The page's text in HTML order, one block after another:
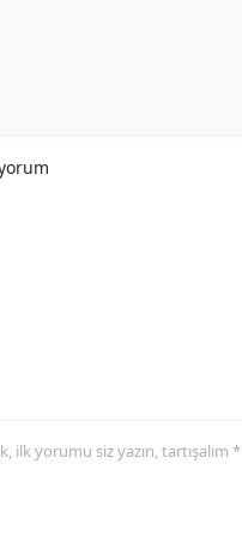
ilk yorumu siz yazın, tartışalım *